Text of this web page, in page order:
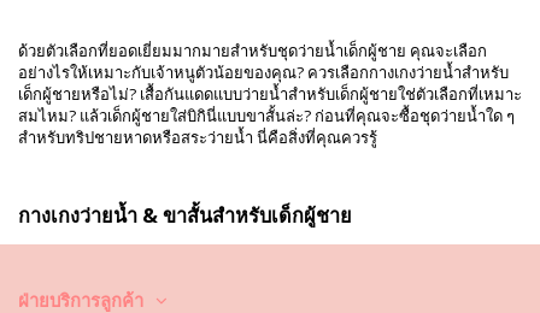
ด้วยตัวเลือกที่ยอดเยี่ยมมากมายสำหรับชุดว่ายน้ำเด็กผู้ชาย คุณจะเลือก
อย่างไรให้เหมาะกับเจ้าหนูตัวน้อยของคุณ? ควรเลือกกางเกงว่ายน้ำสำหรับ
เด็กผู้ชายหรือไม่? เสื้อกันแดดแบบว่ายน้ำสำหรับเด็กผู้ชายใช่ตัวเลือกที่เหมาะ
สมไหม? แล้วเด็กผู้ชายใส่บิกินี่แบบขาสั้นล่ะ? ก่อนที่คุณจะซื้อชุดว่ายน้ำใด ๆ
สำหรับทริปชายหาดหรือสระว่ายน้ำ นี่คือสิ่งที่คุณควรรู้
กางเกงว่ายน้ำ & ขาสั้นสำหรับเด็กผู้ชาย
มีรูปทรงต่าง ๆ ที่ลดราคาอยู่
ฝ่ายบริการลูกค้า